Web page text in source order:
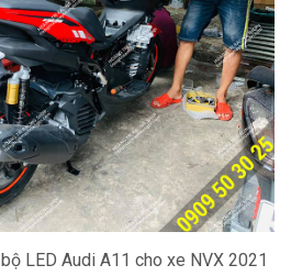
LED Audi A11 cho xe NVX 2021